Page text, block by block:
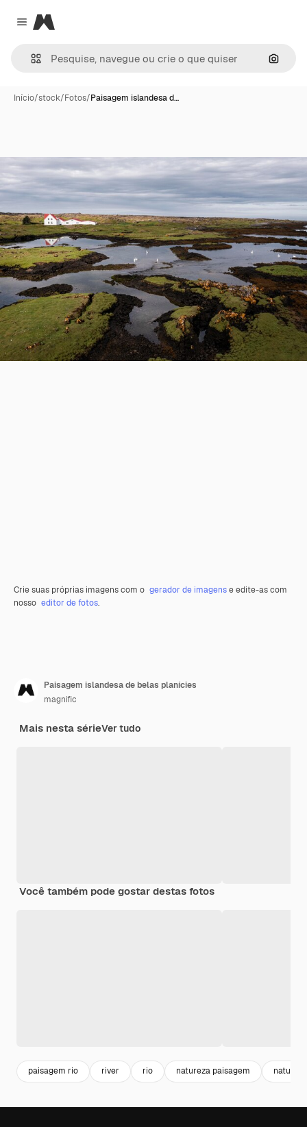
Close menu
Magnific
Início/stock/Fotos/Paisagem islandesa d…
Crie suas próprias imagens com o gerador de imagense edite-as com
nosso editor de fotos.
Paisagem islandesa de belas planícies
magnific
Mais nesta sérieVer tudo
Você também pode gostar destas fotos
paisagem rio river rio natureza paisagem natureza